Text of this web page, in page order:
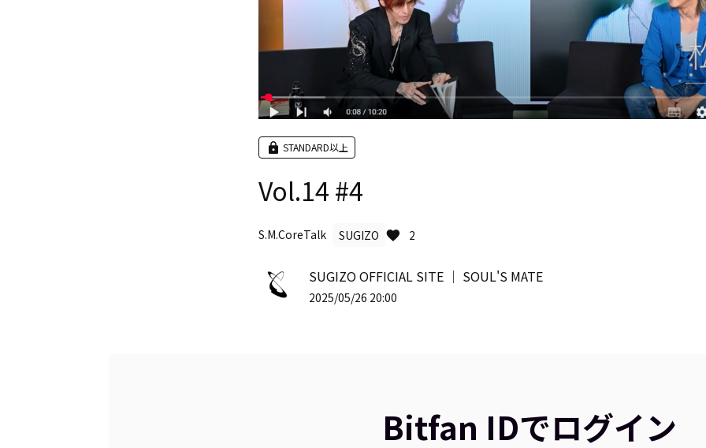
STANDARD以上
Vol.14 #4
S.M.CoreTalk SUGIZO 2
SUGIZO OFFICIAL SITE │ SOUL'S MATE
2025/05/26 20:00
Bitfan IDでログイン